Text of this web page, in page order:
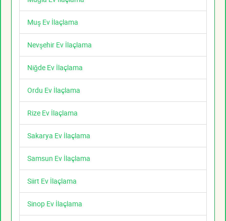
Muş Ev İlaçlama
Nevşehir Ev İlaçlama
Niğde Ev İlaçlama
Ordu Ev İlaçlama
Rize Ev İlaçlama
Sakarya Ev İlaçlama
Samsun Ev İlaçlama
Siirt Ev İlaçlama
Sinop Ev İlaçlama